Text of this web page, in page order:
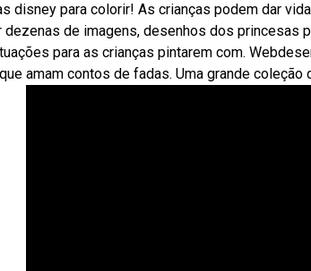
disney para colorir! As crianças podem dar
dezenas de imagens, desenhos dos princesas
para as crianças pintarem com.
amam contos de fadas. Uma grande coleção